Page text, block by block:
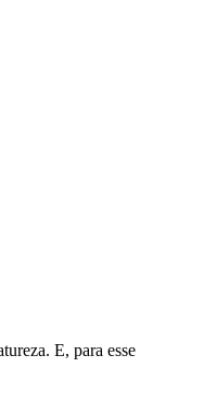
E, para esse